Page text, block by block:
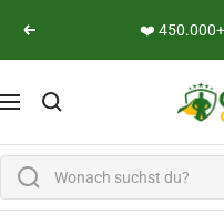
Previous
👨‍🔬
Navigation